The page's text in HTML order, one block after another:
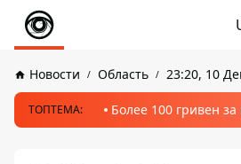
Новости Область 23:20, 10
ТОПТЕМА: Более 100 гривен